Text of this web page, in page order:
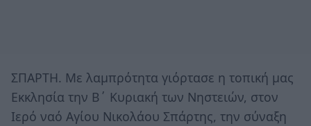
ΣΠΑΡΤΗ. Με λαμπρότητα γιόρτασε η τοπική μας
Εκκλησία την Β΄ Κυριακή των Νηστειών, στον
Ιερό ναό Αγίου Νικολάου Σπάρτης, την σύναξη